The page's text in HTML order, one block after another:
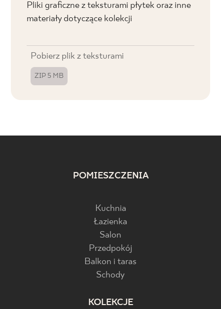
Pliki graficzne z teksturami płytek oraz inne
materiały dotyczące kolekcji
Pobierz plik z teksturami
ZIP 5 MB
POMIESZCZENIA
Kuchnia
Łazienka
Salon
Przedpokój
Balkon i taras
Schody
KOLEKCJE